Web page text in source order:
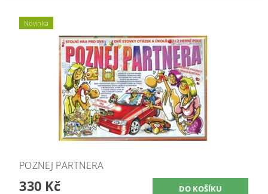
Novinka
POZNEJ PARTNERA
330 Kč